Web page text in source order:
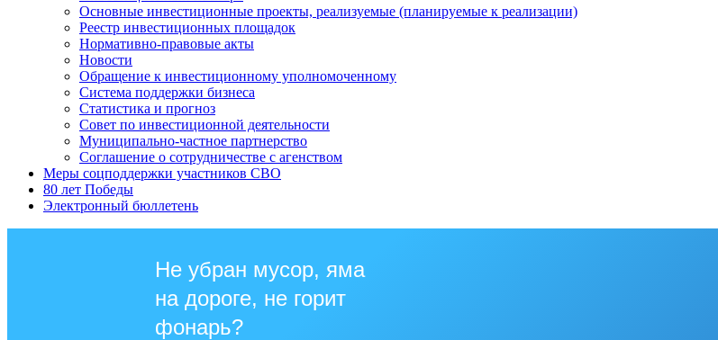
Основные инвестиционные проекты, реализуемые (планируемые к реализации)
Реестр инвестиционных площадок
Нормативно-правовые акты
Новости
Обращение к инвестиционному уполномоченному
Система поддержки бизнеса
Статистика и прогноз
Совет по инвестиционной деятельности
Муниципально-частное партнерство
Соглашение о сотрудничестве с агенством
Меры соцподдержки участников СВО
80 лет Победы
Электронный бюллетень
Не убран мусор, яма
на дороге, не горит
фонарь?